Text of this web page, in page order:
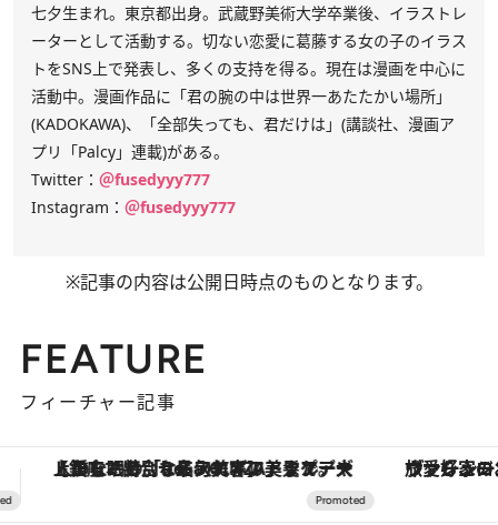
七夕生まれ。東京都出身。武蔵野美術大学卒業後、イラストレ
ーターとして活動する。切ない恋愛に葛藤する女の子のイラス
トをSNS上で発表し、多くの支持を得る。現在は漫画を中心に
活動中。漫画作品に「君の腕の中は世界一あたたかい場所」
(KADOKAWA)、「全部失っても、君だけは」(講談社、漫画ア
プリ「Palcy」連載)がある。
Twitter： ＠fusedyyy777
Instagram： ＠fusedyyy777
※記事の内容は公開日時点のものとなります。
FEATURE
フィーチャー記事
ヴァシュロン・コンスタンタン「オーヴァーシーズ・オートマティック」。旅愛好家のお気に入りコレクションから、ジェンダーレスな新作が登場